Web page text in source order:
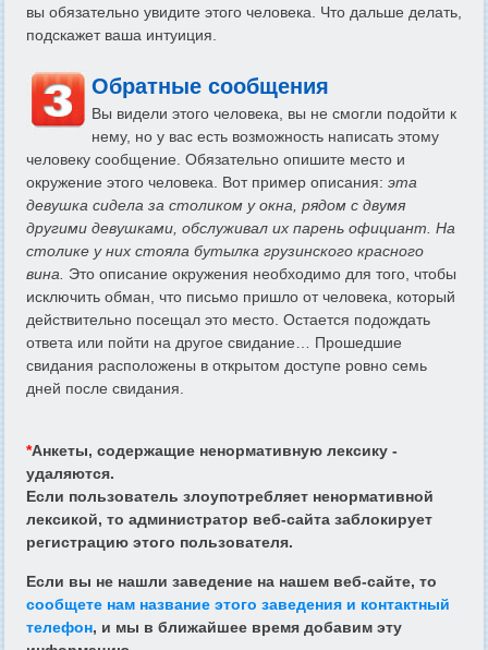
вы обязательно увидите этого человека. Что дальше делать,
подскажет ваша интуиция.
Обратные сообщения
Вы видели этого человека, вы не смогли подойти к
нему, но у вас есть возможность написать этому
человеку сообщение. Обязательно опишите место и
окружение этого человека. Вот пример описания: эта
девушка сидела за столиком у окна, рядом с двумя
другими девушками, обслуживал их парень официант. На
столике у них стояла бутылка грузинского красного
вина. Это описание окружения необходимо для того, чтобы
исключить обман, что письмо пришло от человека, который
действительно посещал это место. Остается подождать
ответа или пойти на другое свидание… Прошедшие
свидания расположены в открытом доступе ровно семь
дней после свидания.
*Анкеты, содержащие ненормативную лексику -
удаляются.
Если пользователь злоупотребляет ненормативной
лексикой, то администратор веб-сайта заблокирует
регистрацию этого пользователя.
Если вы не нашли заведение на нашем веб-сайте, то
сообщете нам название этого заведения и контактный
телефон, и мы в ближайшее время добавим эту